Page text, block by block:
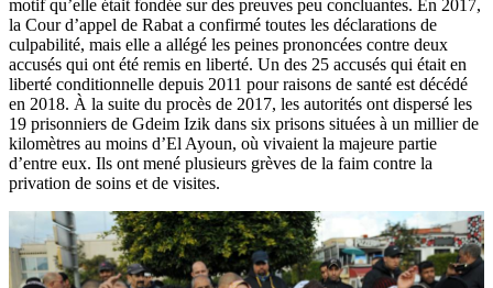
motif qu’elle était fondée sur des preuves peu concluantes. En 2017,
la Cour d’appel de Rabat a confirmé toutes les déclarations de
culpabilité, mais elle a allégé les peines prononcées contre deux
accusés qui ont été remis en liberté. Un des 25 accusés qui était en
liberté conditionnelle depuis 2011 pour raisons de santé est décédé
en 2018. À la suite du procès de 2017, les autorités ont dispersé les
19 prisonniers de Gdeim Izik dans six prisons situées à un millier de
kilomètres au moins d’El Ayoun, où vivaient la majeure partie
d’entre eux. Ils ont mené plusieurs grèves de la faim contre la
privation de soins et de visites.